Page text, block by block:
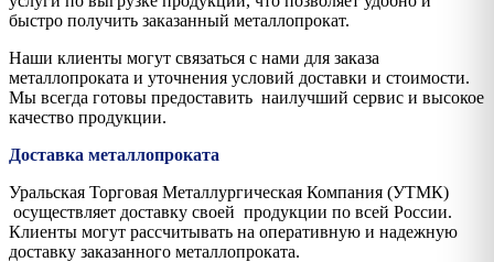
быстро получить заказанный металлопрокат.
Наши клиенты могут связаться с нами для заказа
металлопроката и уточнения условий доставки и стоимости.
Мы всегда готовы предоставить наилучший сервис и высокое
качество продукции.
Доставка металлопроката
Уральская Торговая Металлургическая Компания (УТМК)
осуществляет доставку своей продукции по всей России.
Клиенты могут рассчитывать на оперативную и надежную
доставку заказанного металлопроката.